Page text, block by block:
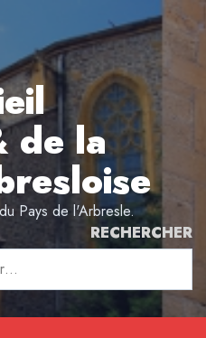
de la
Pays de l'Arbresle.
RECHERCHER